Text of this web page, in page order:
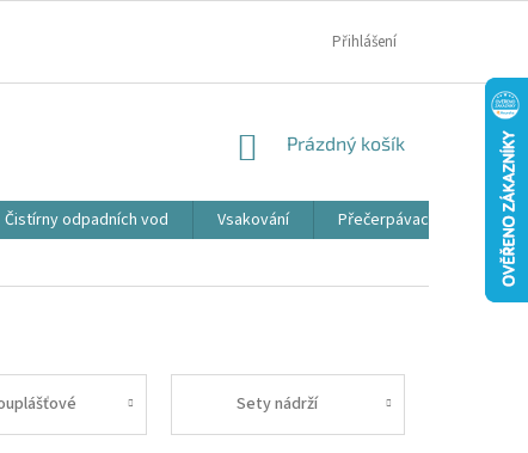
Přihlášení
NÁKUPNÍ
Prázdný košík
Čistírny odpadních vod Vsakování Přečerpávací jímky
Sety nádrží